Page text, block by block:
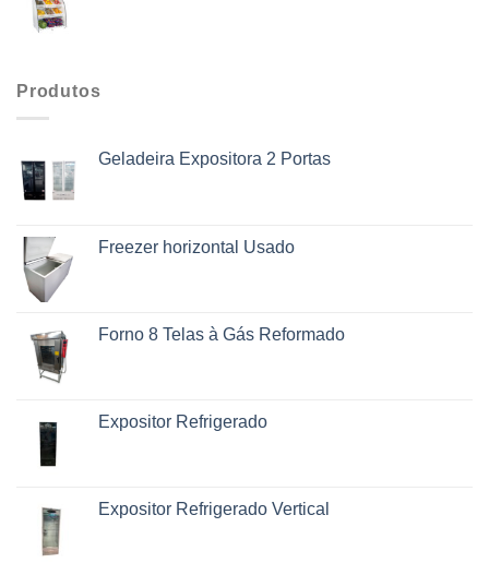
Produtos
Geladeira Expositora 2 Portas
Freezer horizontal Usado
Forno 8 Telas à Gás Reformado
Expositor Refrigerado
Expositor Refrigerado Vertical